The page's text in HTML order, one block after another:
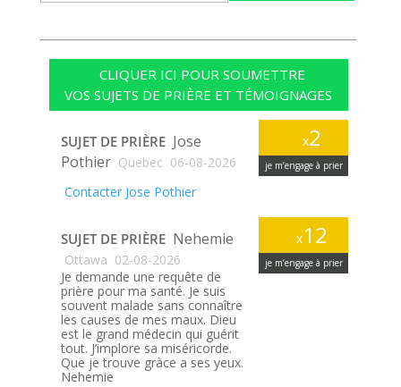
CLIQUER ICI POUR SOUMETTRE
VOS SUJETS DE PRIÈRE ET TÉMOIGNAGES
x2
je m’engage à prier
SUJET DE PRIÈRE Jose
Pothier Quebec 06-08-2026
Contacter Jose Pothier
x12
je m’engage à prier
SUJET DE PRIÈRE Nehemie
Ottawa 02-08-2026
Je demande une requête de
prière pour ma santé. Je suis
souvent malade sans connaître
les causes de mes maux. Dieu
est le grand médecin qui guérit
tout. J’implore sa miséricorde.
Que je trouve gràce a ses yeux.
Nehemie